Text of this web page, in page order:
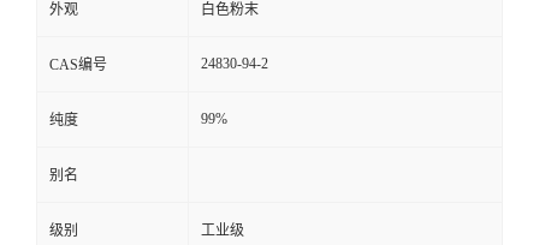
外观 白色粉末
CAS编号 24830-94-2
纯度 99%
别名
级别 工业级